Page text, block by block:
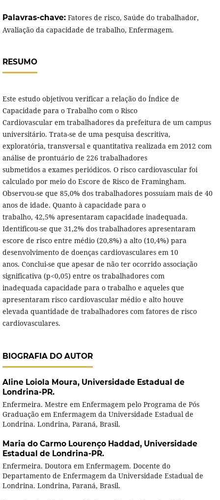
Palavras-chave: Fatores de risco, Saúde do trabalhador,
Avaliação da capacidade de trabalho, Enfermagem.
RESUMO
Este estudo objetivou verificar a relação do Índice de
Capacidade para o Trabalho com o Risco
Cardiovascular em trabalhadores da prefeitura de um campus
universitário. Trata-se de uma pesquisa descritiva,
exploratória, transversal e quantitativa realizada em 2012 com
análise de prontuário de 226 trabalhadores
submetidos a exames periódicos. O risco cardiovascular foi
calculado por meio do Escore de Risco de Framingham.
Observou-se que 85,0% dos trabalhadores possuíam mais de 40
anos de idade. Quanto à capacidade para o
trabalho, 42,5% apresentaram capacidade inadequada.
Identificou-se que 31,2% dos trabalhadores apresentaram
escore de risco entre médio (20,8%) a alto (10,4%) para
desenvolvimento de doenças cardiovasculares em 10
anos. Conclui-se que apesar de não ter ocorrido associação
significativa (p<0,05) entre os trabalhadores com
inadequada capacidade para o trabalho e aqueles que
apresentaram risco cardiovascular médio e alto houve
elevada quantidade de trabalhadores com fatores de risco
cardiovasculares.
BIOGRAFIA DO AUTOR
Aline Loiola Moura, Universidade Estadual de
Londrina-PR.
Enfermeira. Mestre em Enfermagem pelo Programa de Pós
Graduação em Enfermagem da Universidade Estadual de
Londrina. Londrina, Paraná, Brasil.
Maria do Carmo Lourenço Haddad, Universidade
Estadual de Londrina-PR.
Enfermeira. Doutora em Enfermagem. Docente do
Departamento de Enfermagem da Universidade Estadual de
Londrina. Londrina, Paraná, Brasil.